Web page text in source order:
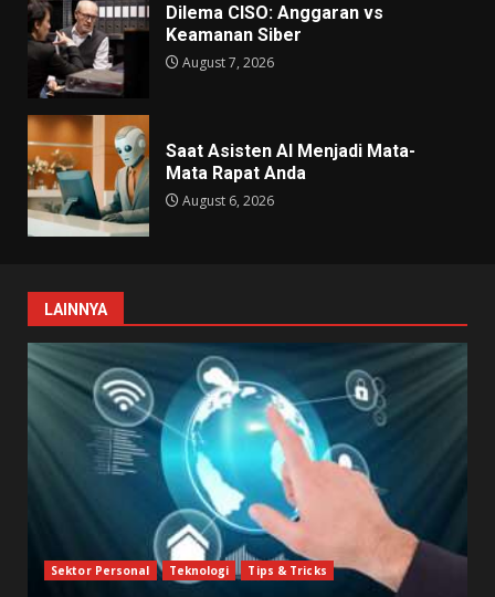
Dilema CISO: Anggaran vs
Keamanan Siber
August 7, 2026
Saat Asisten AI Menjadi Mata-
Mata Rapat Anda
August 6, 2026
LAINNYA
Sektor Personal Teknologi Tips & Tricks